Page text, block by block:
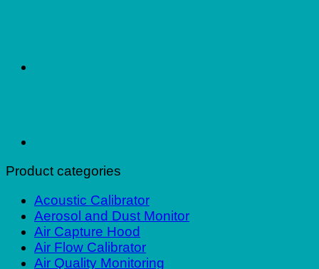
Product categories
Acoustic Calibrator
Aerosol and Dust Monitor
Air Capture Hood
Air Flow Calibrator
Air Quality Monitoring